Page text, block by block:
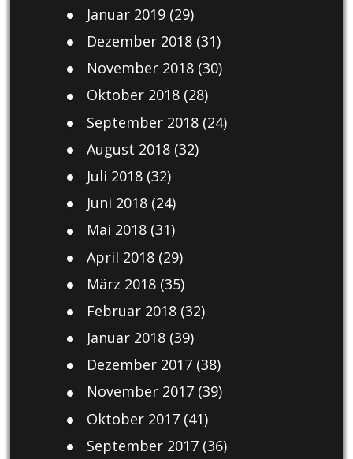
Januar 2019(29)
Dezember 2018(31)
November 2018(30)
Oktober 2018(28)
September 2018(24)
August 2018(32)
Juli 2018(32)
Juni 2018(24)
Mai 2018(31)
April 2018(29)
März 2018(35)
Februar 2018(32)
Januar 2018(39)
Dezember 2017(38)
November 2017(39)
Oktober 2017(41)
September 2017(36)